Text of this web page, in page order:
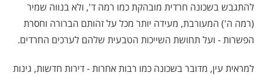
להתגבש בשכונה חרדית מובהקת כמו רמה ד', ולא בנווה שמיר
(רמה ה') המעורבת, מעידה יותר מכל על זהותם הברורה וחסרת
הפשרות - ועל תחושת השייכות הטבעית שלהם לערכים החרדים.
למראית עין, מדובר בשכונה כמו רבות אחרות - דירות חדשות, גינות